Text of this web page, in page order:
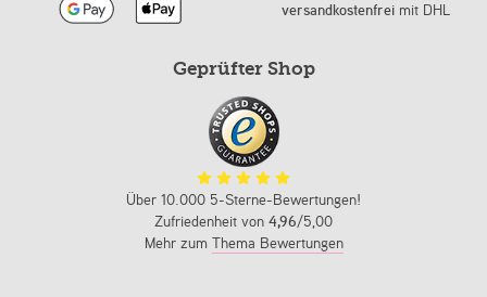
versandkostenfreimit DHL
Geprüfter Shop
Über 10.000 5-Sterne-Bewertungen!
Zufriedenheit von 4,96/5,00
Mehr zum Thema Bewertungen